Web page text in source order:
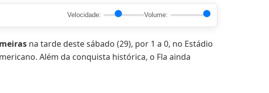
Velocidade: Volume:
na tarde deste sábado (29), por 1 a 0, no Estádio
Além da conquista histórica, o Fla ainda